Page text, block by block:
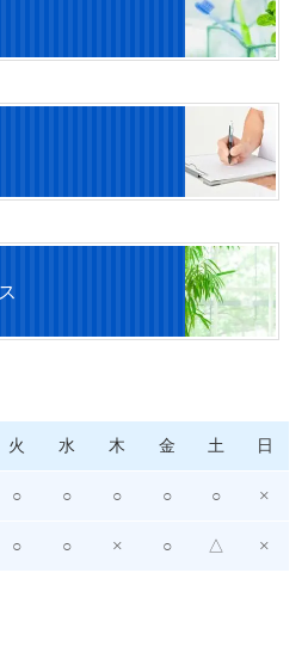
火 水 木 金 土 日
○ ○ ○ ○ ○ ×
○ ○ × ○ △ ×